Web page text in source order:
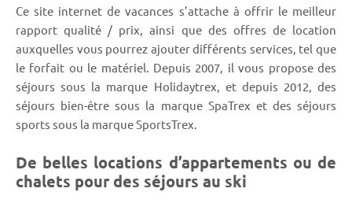
Ce site internet de vacances s’attache à offrir le meilleur
rapport qualité / prix, ainsi que des offres de location
auxquelles vous pourrez ajouter différents services, tel que
le forfait ou le matériel. Depuis 2007, il vous propose des
séjours sous la marque Holidaytrex, et depuis 2012, des
séjours bien-être sous la marque SpaTrex et des séjours
sports sous la marque SportsTrex.
De belles locations d’appartements ou de
chalets pour des séjours au ski